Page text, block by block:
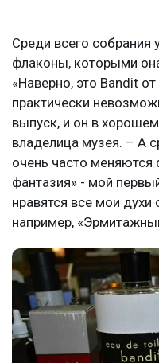
Среди всего собрания
флаконы, которыми
«Наверно, это Bandit
практически
выпуск, и он в
владелица музея. – А
очень часто меняются
фантазия» - мой
нравятся все мои духи
например,